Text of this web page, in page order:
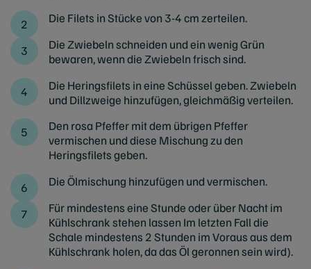
Die Filets in Stücke von 3-4 cm zerteilen.
Die Zwiebeln schneiden und ein wenig Grün
bewaren, wenn die Zwiebeln frisch sind.
Die Heringsfilets in eine Schüssel geben. Zwiebeln
und Dillzweige hinzufügen, gleichmäßig verteilen.
Den rosa Pfeffer mit dem übrigen Pfeffer
vermischen und diese Mischung zu den
Heringsfilets geben.
Die Ölmischung hinzufügen und vermischen.
Für mindestens eine Stunde oder über Nacht im
Kühlschrank stehen lassen Im letzten Fall die
Schale mindestens 2 Stunden im Voraus aus dem
Kühlschrank holen, da das Öl geronnen sein wird).